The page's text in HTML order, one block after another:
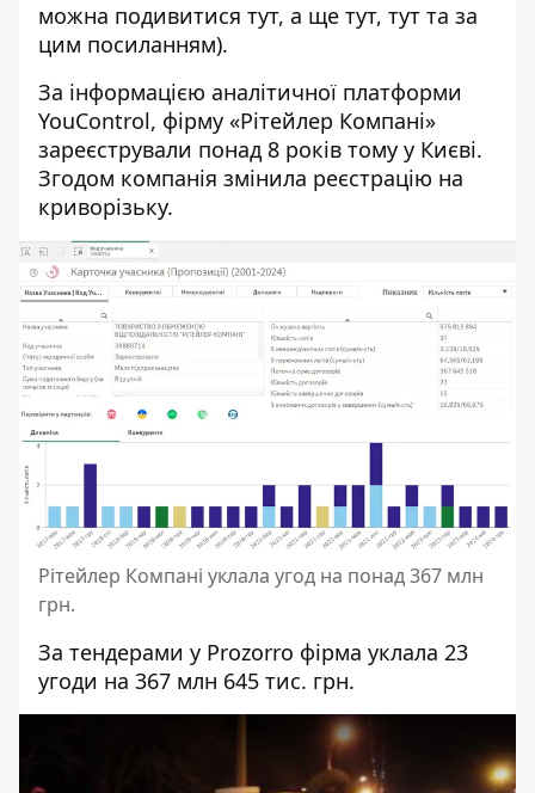
можна подивитися тут, а ще тут, тут та за
цим посиланням).
За інформацією аналітичної платформи
YouControl, фірму «Рітейлер Компані»
зареєстрували понад 8 років тому у Києві.
Згодом компанія змінила реєстрацію на
криворізьку.
Рітейлер Компані уклала угод на понад 367 млн
грн.
За тендерами у Prozorro фірма уклала 23
угоди на 367 млн 645 тис. грн.